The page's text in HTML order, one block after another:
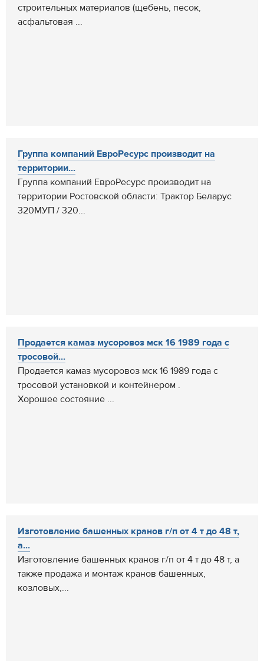
строительных материалов (щебень, песок,
асфальтовая ...
Группа компаний ЕвроРесурс производит на
территории...
Группа компаний ЕвроРесурс производит на
территории Ростовской области: Трактор Беларус
320МУП / 320...
Продается камаз мусоровоз мск 16 1989 года с
тросовой...
Продается камаз мусоровоз мск 16 1989 года с
тросовой установкой и контейнером .
Хорошее состояние ...
Изготовление башенных кранов г/п от 4 т до 48 т,
а...
Изготовление башенных кранов г/п от 4 т до 48 т, а
также продажа и монтаж кранов башенных,
козловых,...